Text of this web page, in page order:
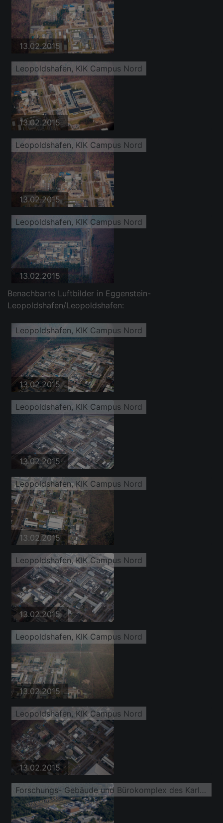
13.02.2015
Leopoldshafen, KIK Campus Nord
13.02.2015
Leopoldshafen, KIK Campus Nord
13.02.2015
Leopoldshafen, KIK Campus Nord
13.02.2015
Benachbarte Luftbilder in Eggenstein-
Leopoldshafen/Leopoldshafen:
Leopoldshafen, KIK Campus Nord
13.02.2015
Leopoldshafen, KIK Campus Nord
13.02.2015
Leopoldshafen, KIK Campus Nord
13.02.2015
Leopoldshafen, KIK Campus Nord
13.02.2015
Leopoldshafen, KIK Campus Nord
13.02.2015
Leopoldshafen, KIK Campus Nord
13.02.2015
Forschungs- Gebäude und Bürokomplex des Karlsruhe Institut für Technologie Campus Nord an der Untergrombacher Straße